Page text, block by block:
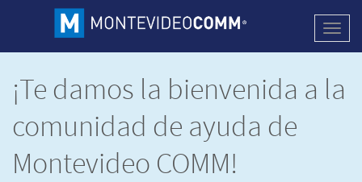
¡Te damos la bienvenida a la
comunidad de ayuda de
Montevideo COMM!